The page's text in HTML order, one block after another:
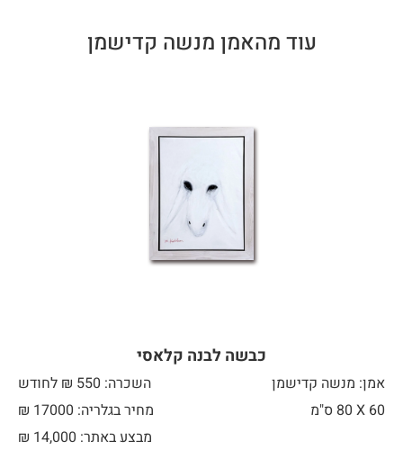
עוד מהאמן מנשה קדישמן
כבשה לבנה קלאסי
אמן: מנשה קדישמן
השכרה: 550 ₪ לחודש
60 X
מחיר בגלריה: 17000 ₪
מבצע באתר:
₪ 14,000